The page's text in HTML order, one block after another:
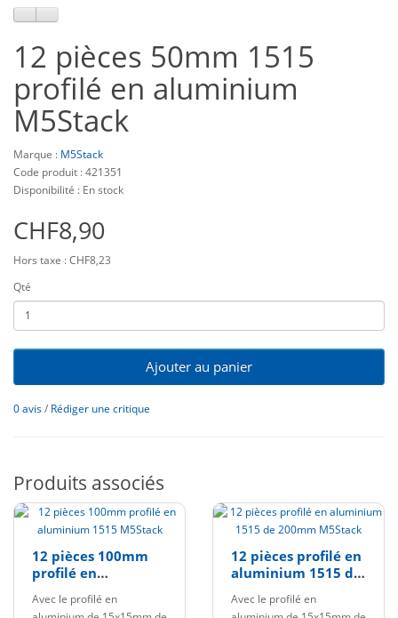
12 pièces 50mm 1515
profilé en aluminium
M5Stack
Marque : M5Stack
Code produit : 421351
Disponibilité : En stock
CHF8,90
Hors taxe : CHF8,23
Qté
Ajouter au panier
0 avis/ Rédiger une critique
Produits associés
12 pièces 100mm
profilé en
M5Stack
Avec le profilé en
12 pièces profilé en
aluminium 1515 de
Avec le profilé en